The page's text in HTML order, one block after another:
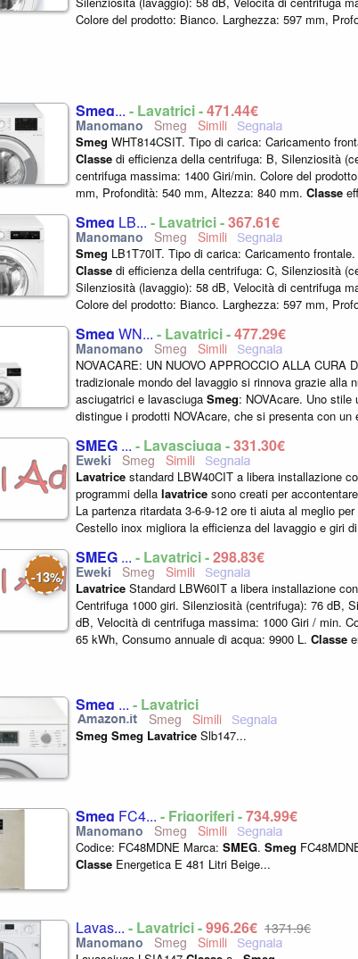
Colore del prodotto: Bianco. Larghezza: 597 mm,
Smeg... - Lavatrici -471,44€
Smeg
Smeg WHT814CSIT. Tipo di carica: Caricamento
Classe di efficienza della centrifuga: B, Silenziosità
centrifuga massima: 1400 Giri/min. Colore del
mm, Profondità: 540 mm, Altezza: 840 mm. Classe
Smeg LB... - Lavatrici -367,61€
Smeg
Smeg LB1T70IT. Tipo di carica: Caricamento
Classe di efficienza della centrifuga: C, Silenziosità
Silenziosità (lavaggio): 58 dB, Velocità di centrifuga
Colore del prodotto: Bianco. Larghezza: 597 mm,
Smeg WN... - Lavatrici -477,29€
Smeg
NOVACARE: UN NUOVO APPROCCIO ALLA CURA
tradizionale mondo del lavaggio si rinnova grazie alla
asciugatrici e lavasciuga Smeg: NOVAcare. Uno
distingue i prodotti NOVAcare, che si presenta con un
SMEG ... - Lavasciuga -331,30€
Smeg
Lavatrice standard LBW40CIT a libera installazione
programmi della lavatrice sono creati per
La partenza ritardata 3-6-9-12 ore ti aiuta al meglio
Cestello inox migliora la efficienza del lavaggio e giri
-13%
SMEG ... - Lavatrici -298,83€
Smeg
Lavatrice Standard LBW60IT a libera installazione
Centrifuga 1000 giri. Silenziosità (centrifuga): 76 dB,
dB, Velocità di centrifuga massima: 1000 Giri / min.
65 kWh, Consumo annuale di acqua: 9900 L. Classe
Smeg ... - Lavatrici
Smeg
Smeg Smeg Lavatrice Slb147...
Smeg FC4... - Frigoriferi -734,99€
Smeg
Codice: FC48MDNE Marca: SMEG. Smeg
Classe Energetica E 481 Litri Beige...
Lavas... - Lavatrici -996,26€ 1371,9€
Smeg